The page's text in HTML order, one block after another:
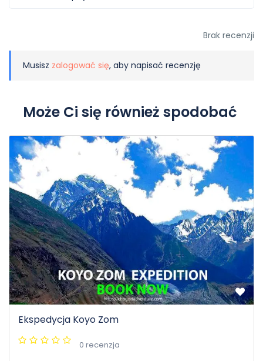
Brak recenzji
Musisz zalogować się, aby napisać recenzję
Może Ci się również spodobać
Ekspedycja Koyo Zom
0 recenzja